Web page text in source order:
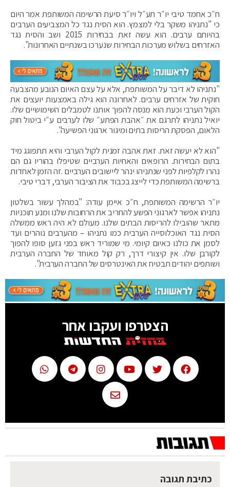
ח״כ אחמד טיבי יו״ר תע״ל ויו״ר סיעת הרשימה המשותפת אמר היום
כי "נתניהו משקר בלי למצמץ. הוא הסית נגד כל המצביעים הערבים
בהיותם ערבים. הוא עשה זאת בבחירות 2015 ושב והסית נגד
האזרחים בשלוש מערכות הבחירות שנערכו בשנתיים האחרונות".
"נתניהו לא דיבר על המשותפת, אלא על עצם האיום הנובע מהצבעה
חוקית של אזרחים ערבים. לאחרונה הוא גילה באמצעות יועצים את
הקול הערבי וכעת הוא מנסה להפוך אותנו לטמבלים השימושיים שלו.
יואיל נתניהו לתרגם את ״אהבת הפתע״ שלו לערבים ע״י ביטול חוק
הלאום, הפסקת הריסות בתים ומיגור ארגוני הפשיעה".
"הוא לא יעשה זאת. זאת אהבה זמנית לקול הערבי והיא תתפוגג מיד
בתום הבחירות. הרופאים והאחיות הערביים שטיפלו בהוריו גם הם
נהרו לקלפיות לפני שנתניהו ינהר ליישובים הערביים .זה הזמן לאחדות
ברשימה המשותפת כדי לייצג בכבוד את הציבור הערבי, דברי טיבי.
יו״ר הרשימה המשותפת, ח״כ איימן עודה: "במהלך עשור בשלטון
נתניהו אפשר לארגוני הפשע להחריב את הרחובות שלנו ומנע תוכניות
מתאר שהובילו להריסות הבתים שלנו. מעולם לא היה ראש ממשלה
הסית נגד האוכלוסייה הערבית כמו נתניהו – מהערבים נוהרים ועד
לסמן את כולנו כאיום קיומי. מי שמוריד ראש בפני גזען סופו להפוך
לקורבן שלו. אין קיצורי דרך, רק קול מאוחד של החברה הערבית
ושותפים יהודים תבטיח את האינטרסים של החברה הערבית".
הצטרפו ועקבו אחר
כתיבת תגובה